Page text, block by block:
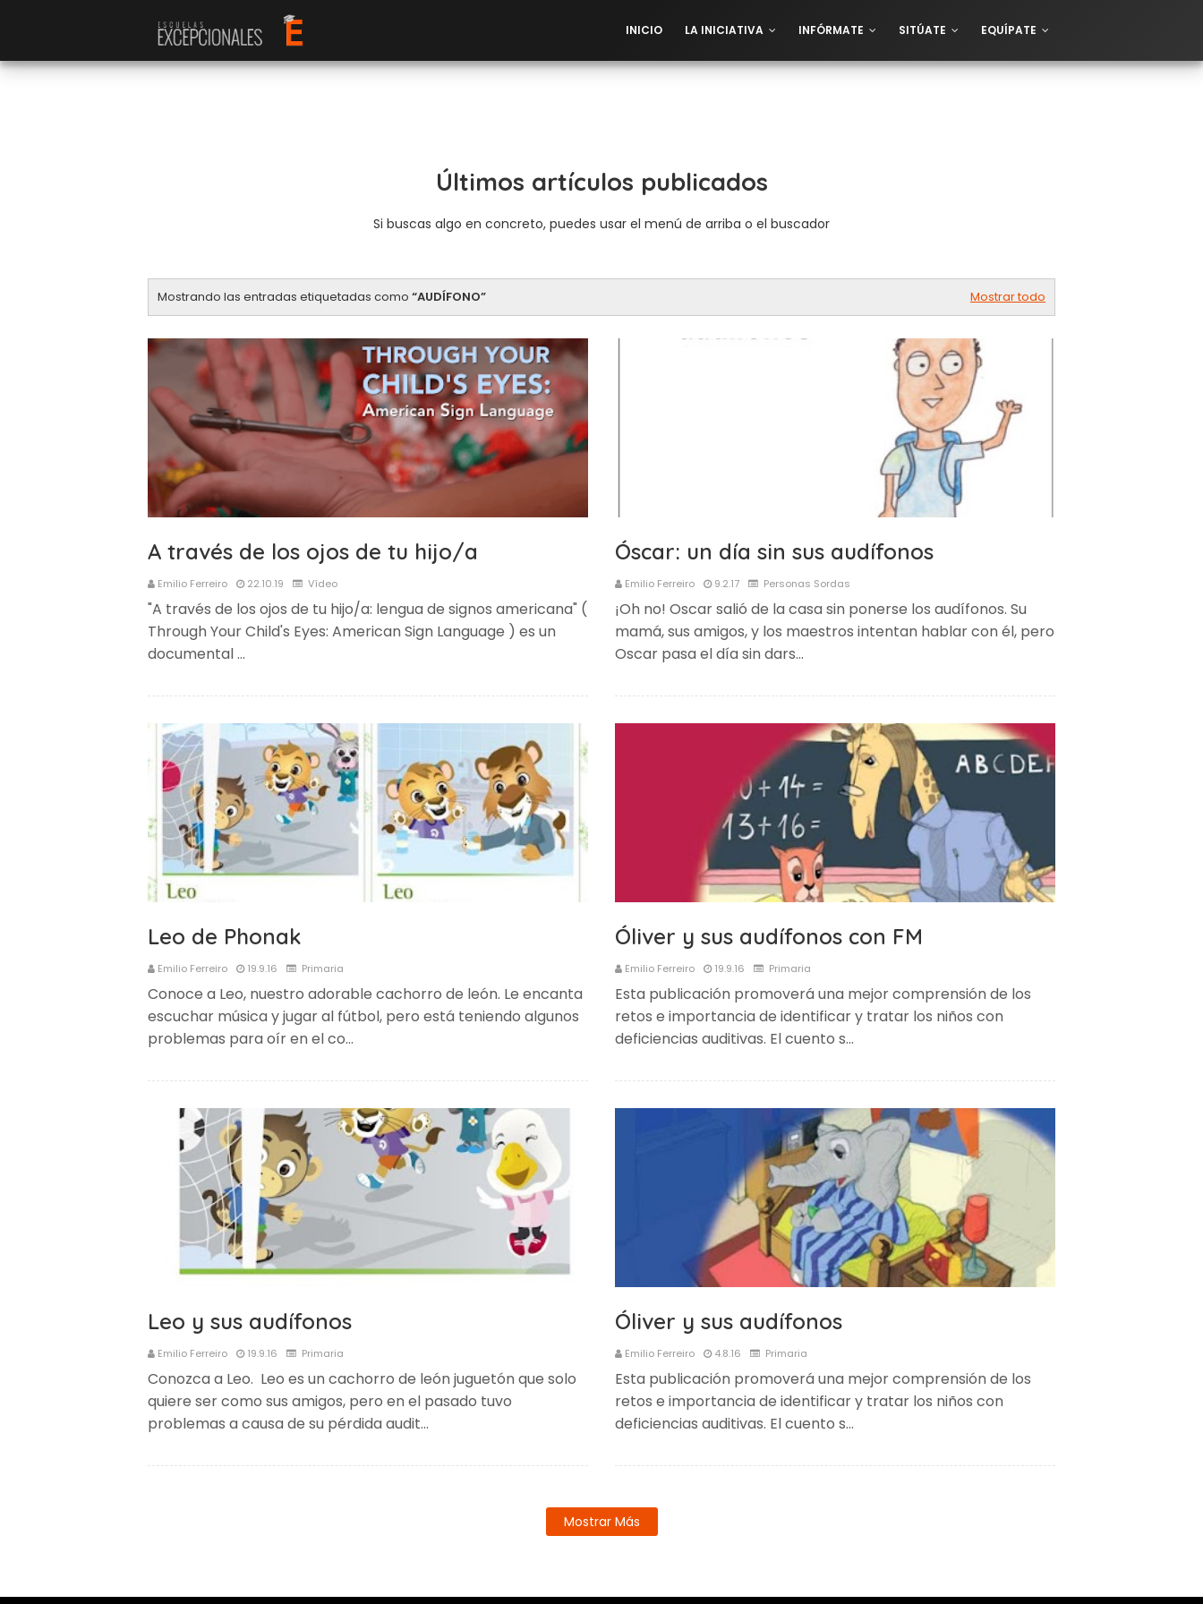
INICIO LA INICIATIVA INFÓRMATE SITÚATE EQUÍPATE
Últimos artículos publicados
Si buscas algo en concreto, puedes usar el menú de arriba o el buscador
Mostrando las entradas etiquetadas como AUDÍFONO Mostrar todo
A través de los ojos de tu hijo/a
Emilio Ferreiro 22.10.19 Vídeo
"A través de los ojos de tu hijo/a: lengua de signos americana" (
Through Your Child's Eyes: American Sign Language ) es un
documental …
Óscar: un día sin sus audífonos
Emilio Ferreiro 9.2.17 Personas Sordas
¡Oh no! Oscar salió de la casa sin ponerse los audífonos. Su
mamá, sus amigos, y los maestros intentan hablar con él, pero
Oscar pasa el día sin dars…
Leo de Phonak
Emilio Ferreiro 19.9.16 Primaria
Conoce a Leo, nuestro adorable cachorro de león. Le encanta
escuchar música y jugar al fútbol, pero está teniendo algunos
problemas para oír en el co…
Óliver y sus audífonos con FM
Emilio Ferreiro 19.9.16 Primaria
Esta publicación promoverá una mejor comprensión de los
retos e importancia de identificar y tratar los niños con
deficiencias auditivas. El cuento s…
Leo y sus audífonos
Emilio Ferreiro 19.9.16 Primaria
Conozca a Leo. Leo es un cachorro de león juguetón que solo
quiere ser como sus amigos, pero en el pasado tuvo
problemas a causa de su pérdida audit…
Óliver y sus audífonos
Emilio Ferreiro 4.8.16 Primaria
Esta publicación promoverá una mejor comprensión de los
retos e importancia de identificar y tratar los niños con
deficiencias auditivas. El cuento s…
Mostrar Más